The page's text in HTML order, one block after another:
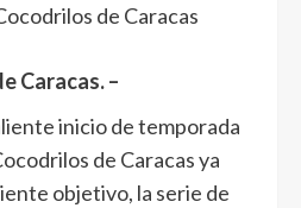
de Caracas
Caracas. –
inicio de temporada
de Caracas ya
objetivo, la serie de